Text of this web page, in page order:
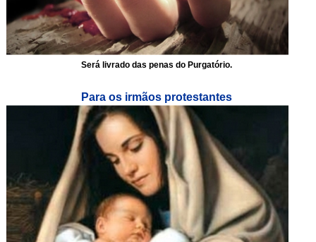
Será livrado das penas do Purgatório.
Para os irmãos protestantes